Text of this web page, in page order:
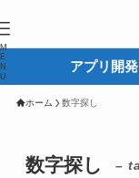
M
E
N
U
アプリ開発
ホーム 数字探し
数字探し –